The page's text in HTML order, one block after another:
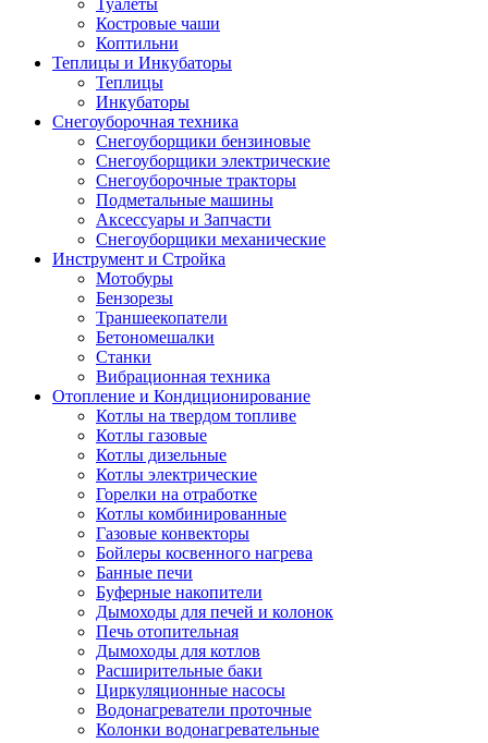
Туалеты
Костровые чаши
Коптильни
Теплицы и Инкубаторы
Теплицы
Инкубаторы
Снегоуборочная техника
Снегоуборщики бензиновые
Снегоуборщики электрические
Снегоуборочные тракторы
Подметальные машины
Аксессуары и Запчасти
Снегоуборщики механические
Инструмент и Стройка
Мотобуры
Бензорезы
Траншеекопатели
Бетономешалки
Станки
Вибрационная техника
Отопление и Кондиционирование
Котлы на твердом топливе
Котлы газовые
Котлы дизельные
Котлы электрические
Горелки на отработке
Котлы комбинированные
Газовые конвекторы
Бойлеры косвенного нагрева
Банные печи
Буферные накопители
Дымоходы для печей и колонок
Печь отопительная
Дымоходы для котлов
Расширительные баки
Циркуляционные насосы
Водонагреватели проточные
Колонки водонагревательные